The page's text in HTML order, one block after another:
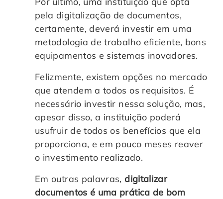
pela digitalização de documentos,
certamente, deverá investir em uma
metodologia de trabalho eficiente, bons
equipamentos e sistemas inovadores.
Felizmente, existem opções no mercado
que atendem a todos os requisitos. É
necessário investir nessa solução, mas,
apesar disso, a instituição poderá
usufruir de todos os benefícios que ela
proporciona, e em pouco meses reaver
o investimento realizado.
Em outras palavras, digitalizar
documentos é uma prática de bom